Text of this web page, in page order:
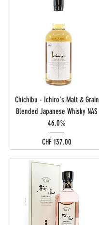
Chichibu - Ichiro's Malt & Grain
Blended Japanese Whisky NAS
46.0%
Preis
CHF 137.00